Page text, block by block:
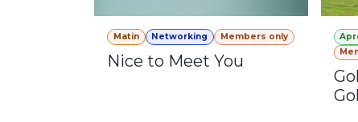
Matin Networking Members only
Nice to Meet You